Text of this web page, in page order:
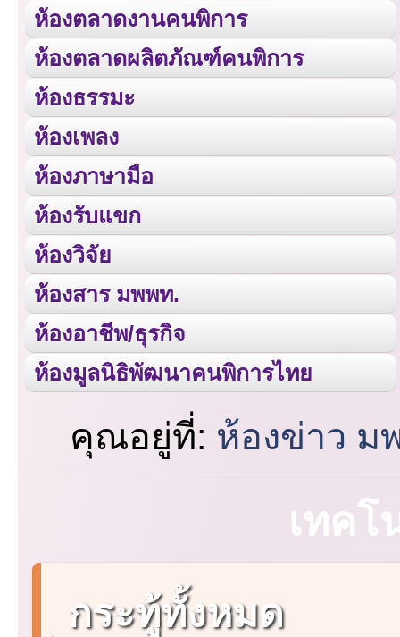
ห้องตลาดงานคนพิการ
ห้องตลาดผลิตภัณฑ์คนพิการ
ห้องธรรมะ
ห้องเพลง
ห้องภาษามือ
ห้องรับแขก
ห้องวิจัย
ห้องสาร มพพท.
ห้องอาชีพ/ธุรกิจ
ห้องมูลนิธิพัฒนาคนพิการไทย
คุณอยู่ที่: ห้องข่าว
เทค
กระทู้ทั้งหมด